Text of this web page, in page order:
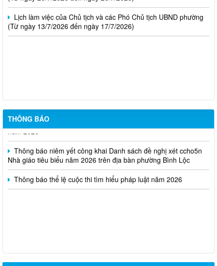
Lịch làm việc của Chủ tịch và các Phó Chủ tịch UBND phường
(Từ ngày 13/7/2026 đến ngày 17/7/2026)
THÔNG BÁO
Thông báo triệu tập thi sinh đủ điều kiện dư thi vòng 2 kỳ tuyển
dụng viên chức Trung tâm Dịch vụ tổng hợp phường Bình Lộc
năm 2026
Thông báo niêm yết công khai Danh sách đề nghị xét ccho5n
Nhà giáo tiêu biểu năm 2026 trên địa bàn phường Bình Lộc
Thông báo thể lệ cuộc thi tìm hiểu pháp luật năm 2026